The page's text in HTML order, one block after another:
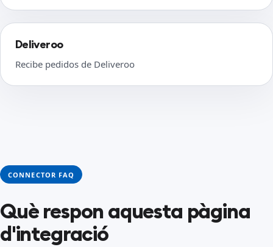
Deliveroo
Recibe pedidos de Deliveroo
CONNECTOR FAQ
Què respon aquesta pàgina
d'integració